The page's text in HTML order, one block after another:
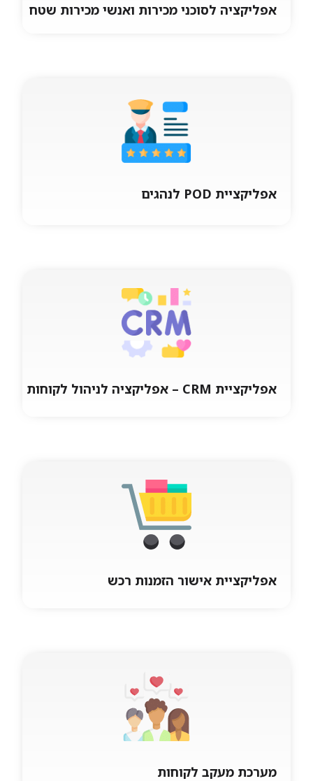
אפליקציה לסוכני מכירות ואנשי מכירות שטח
מערכת מכירות שטח מנגנון ביצוע הזמנות ידידותי
מהיר ויעיל, כולל החתמה של הלקוח על טופס
ההזמנה על גבי הסמארטפון וקישור
אפליקציית POD לנהגים
ובקרה על העמסות ופריקות של משאיות וכלי רכב,
החתמת הלקוח על הטופס במסך
אפליקציית CRM – אפליקציה לניהול לקוחות
מערכת קשרי לקוחות CRM לשטח ניהול הזדמנויות
מכירה, לידים, משימות, לקוחות ואנשי קשר, דוחות
מוכנים לשימוש. נגבסופט פיתחה תוכנה CRM
אפליקציית אישור הזמנות רכש
מערכת רכש שטח דרישות רכש, הזמנות רכש,
תמיכה בשרשרת אישורים וחתימות לפי תהליכים
עסקיים או רשימת חותמים, קטלוג פריטים, ספקים,
מערכת מעקב לקוחות